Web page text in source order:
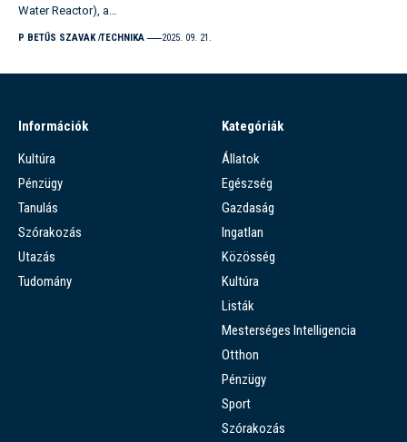
Water Reactor), a…
P BETŰS SZAVAK TECHNIKA 2025. 09. 21.
Információk
Kultúra
Pénzügy
Tanulás
Szórakozás
Utazás
Tudomány
Kategóriák
Állatok
Egészség
Gazdaság
Ingatlan
Közösség
Kultúra
Listák
Mesterséges Intelligencia
Otthon
Pénzügy
Sport
Szórakozás